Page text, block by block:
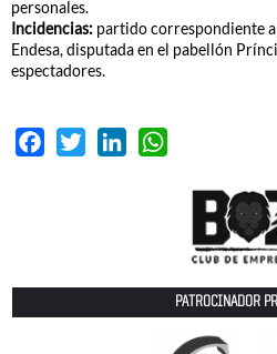
personales.
Incidencias: partido correspondiente
Endesa, disputada en el pabellón
espectadores.
Facebook
Twitter LinkedIn
PATROCINADOR